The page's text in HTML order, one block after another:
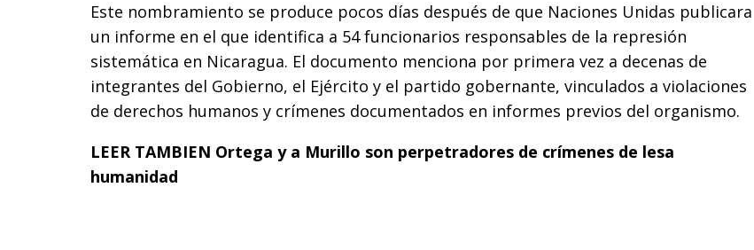
Este nombramiento se produce pocos días después de que Naciones Unidas publicara
un informe en el que identifica a 54 funcionarios responsables de la represión
sistemática en Nicaragua. El documento menciona por primera vez a decenas de
integrantes del Gobierno, el Ejército y el partido gobernante, vinculados a violaciones
de derechos humanos y crímenes documentados en informes previos del organismo.
LEER TAMBIEN Ortega y a Murillo son perpetradores de crímenes de lesa
humanidad